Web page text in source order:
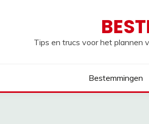
Tips en trucs voor het plannen
Bestemmingen